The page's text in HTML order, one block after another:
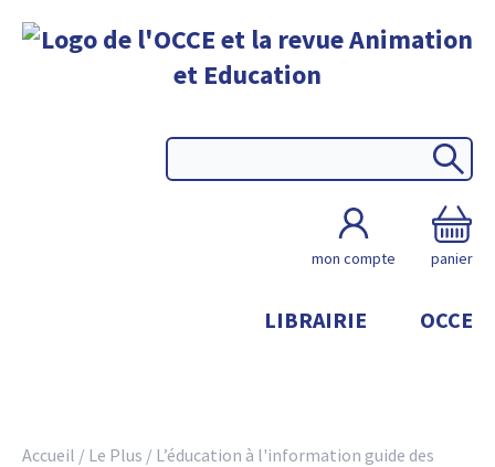
mon compte panier
LIBRAIRIE OCCE
Accueil / Le Plus / L’éducation à l'information guide des